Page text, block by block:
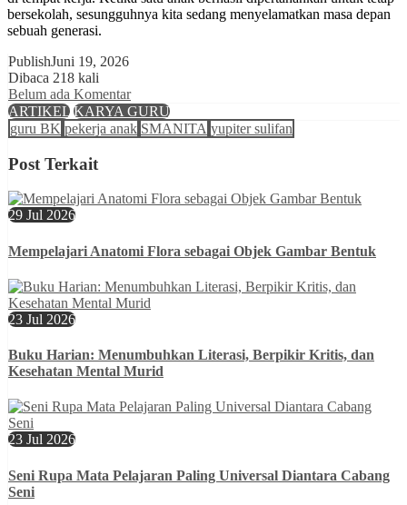
bersekolah, sesungguhnya kita sedang menyelamatkan masa depan
sebuah generasi.
PublishJuni 19, 2026
Dibaca 218 kali
Belum ada Komentar
ARTIKEL KARYA GURU
guru BK pekerja anak SMANITA yupiter sulifan
Post Terkait
29 Jul 2026
Mempelajari Anatomi Flora sebagai Objek Gambar Bentuk
23 Jul 2026
Buku Harian: Menumbuhkan Literasi, Berpikir Kritis, dan
Kesehatan Mental Murid
23 Jul 2026
Seni Rupa Mata Pelajaran Paling Universal Diantara Cabang
Seni